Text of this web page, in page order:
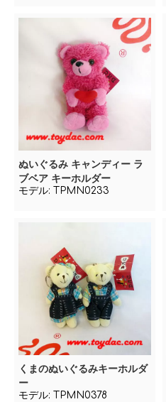
ぬいぐるみ キャンディー ラ
ブベア キーホルダー
モデル: TPMN0233
くまのぬいぐるみキーホルダ
ー
モデル: TPMN0378